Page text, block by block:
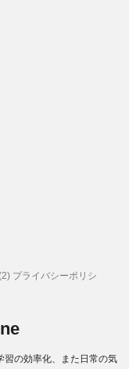
プライバシーポリシ
習の効率化、また日常の気